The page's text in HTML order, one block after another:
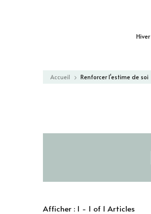
Hiver
Accueil Renforcer l'estime de soi
Afficher : 1 - 1 of 1 Articles